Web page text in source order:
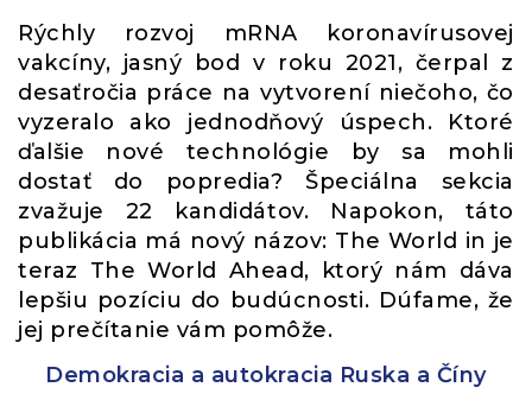
Rýchly rozvoj mRNA koronavírusovej
vakcíny, jasný bod v roku 2021, čerpal z
desaťročia práce na vytvorení niečoho, čo
vyzeralo ako jednodňový úspech. Ktoré
ďalšie nové technológie by sa mohli
dostať do popredia? Špeciálna sekcia
zvažuje 22 kandidátov. Napokon, táto
publikácia má nový názov: The World in je
teraz The World Ahead, ktorý nám dáva
lepšiu pozíciu do budúcnosti. Dúfame, že
jej prečítanie vám pomôže.
Demokracia a autokracia Ruska a Číny